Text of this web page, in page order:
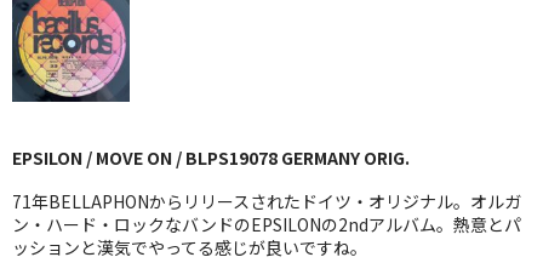
J-POP
ROCK
WORLD
その他
EPSILON / MOVE ON / BLPS19078 GERMANY ORIG.
71年BELLAPHONからリリースされたドイツ・オリジナル。オルガ
ン・ハード・ロックなバンドのEPSILONの2ndアルバム。熱意とパ
ッションと漢気でやってる感じが良いですね。